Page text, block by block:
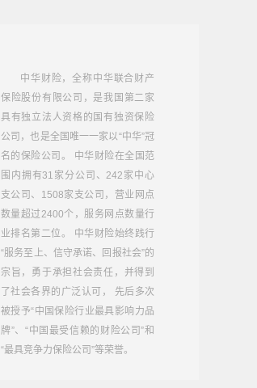
中华财险，全称中华联合财产
保险股份有限公司，是我国第二家
具有独立法人资格的国有独资保险
公司，也是全国唯一一家以“中华”冠
名的保险公司。 中华财险在全国范
围内拥有31家分公司、242家中心
支公司、1508家支公司，营业网点
数量超过2400个，服务网点数量行
业排名第二位。 中华财险始终践行
“服务至上、信守承诺、回报社会”的
宗旨，勇于承担社会责任，并得到
了社会各界的广泛认可， 先后多次
被授予“中国保险行业最具影响力品
牌”、“中国最受信赖的财险公司”和
“最具竞争力保险公司”等荣誉。